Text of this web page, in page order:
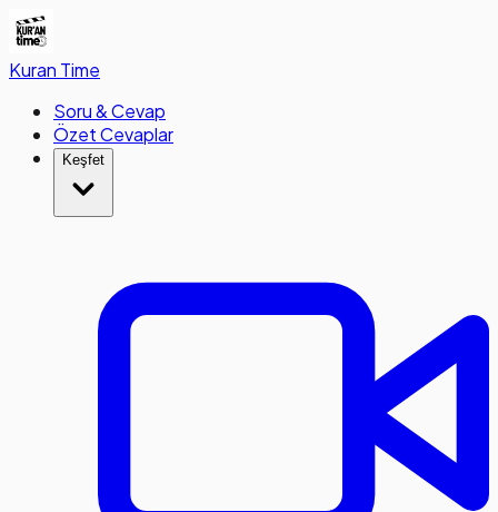
Kuran Time
Soru & Cevap
Özet Cevaplar
Keşfet